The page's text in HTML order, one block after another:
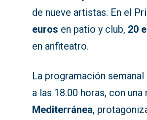
de nueve artistas. En el
euros en patio y club, 20
en anfiteatro.
La programación
a las 18.00 horas, con
Mediterránea,